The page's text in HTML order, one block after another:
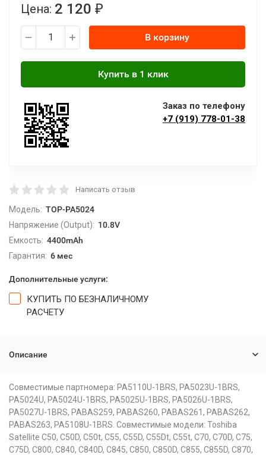
Цена: 2 120 ₽
В корзину
Заказ по телефону
+7 (919) 778-01-38
Написать отзыв
Модель: TOP-PA5024
Напряжение (Output): 10.8V
Емкость: 4400mAh
Гарантия: 6 мес
Дополнительные услуги:
КУПИТЬ ПО БЕЗНАЛИЧНОМУ
РАСЧЕТУ
Описание
Совместимые партномера: PA5110U-1BRS, PA5023U-1BRS,
PA5024U, PA5024U-1BRS, PA5025U-1BRS, PA5026U-1BRS,
PA5027U-1BRS, PABAS259, PABAS260, PABAS261, PABAS262,
PABAS263, PA5108U-1BRS. Совместимые модели: Toshiba
Satellite C50, C50D, C50t, C55, C55D, C55Dt, C55t, C70, C70D, C75,
C75D, C800, C840, C840D, C845, C850, C850D, C855, C855D, C870,